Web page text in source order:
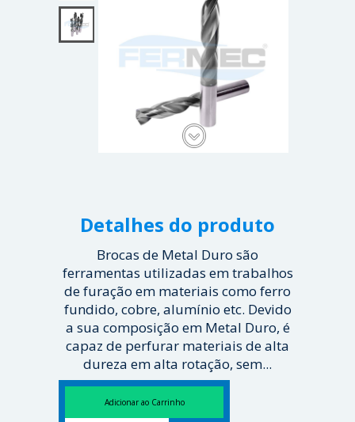
Detalhes do produto
Brocas de Metal Duro são
ferramentas utilizadas em trabalhos
de furação em materiais como ferro
fundido, cobre, alumínio etc. Devido
a sua composição em Metal Duro, é
capaz de perfurar materiais de alta
dureza em alta rotação, sem...
[ Veja mais ]